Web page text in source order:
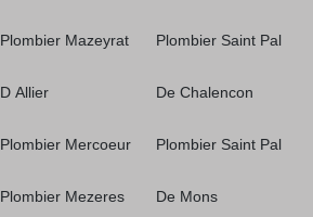
Plombier Mazeyrat
D Allier
Plombier Mercoeur
Plombier Mezeres
Plombier Saint Pal
De Chalencon
Plombier Saint Pal
De Mons